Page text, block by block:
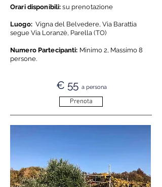
Orari disponibili: su prenotazione
Luogo:Vigna del Belvedere, Via Barattia
segue Via Loranzè, Parella (TO)
Numero Partecipanti: Minimo 2, Massimo 8
persone.
€ 55 a persona
Prenota